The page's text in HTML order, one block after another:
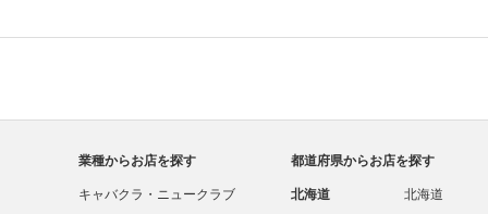
業種からお店を探す
キャバクラ・ニュークラブ
都道府県からお店を探す
北海道 北海道